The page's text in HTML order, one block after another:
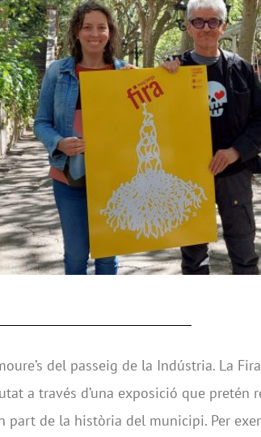
del passeig de la Indústria. La
a través d’una exposició que pretén
part de la història del municipi. Per